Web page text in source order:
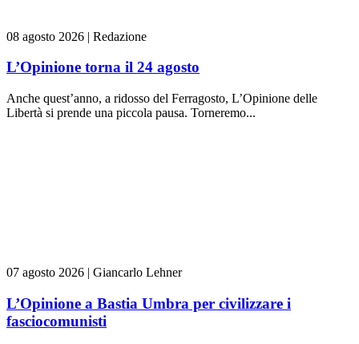
08 agosto 2026 | Redazione
L’Opinione torna il 24 agosto
Anche quest’anno, a ridosso del Ferragosto, L’Opinione delle
Libertà si prende una piccola pausa. Torneremo...
07 agosto 2026 | Giancarlo Lehner
L’Opinione a Bastia Umbra per civilizzare i
fasciocomunisti